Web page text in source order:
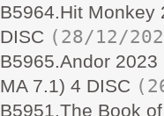
B5964.Hit Monkey
DISC (28/12/
B5965.Andor 2023
MA 7.1) 4 DISC
B5951.The Book